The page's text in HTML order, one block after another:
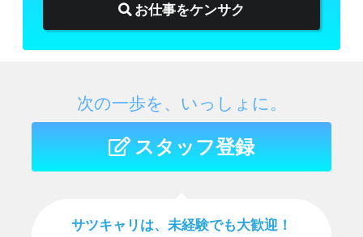
お仕事をケンサク
次の一歩を、いっしょに。
スタッフ登録
サツキャリは、未経験でも⼤歓迎！